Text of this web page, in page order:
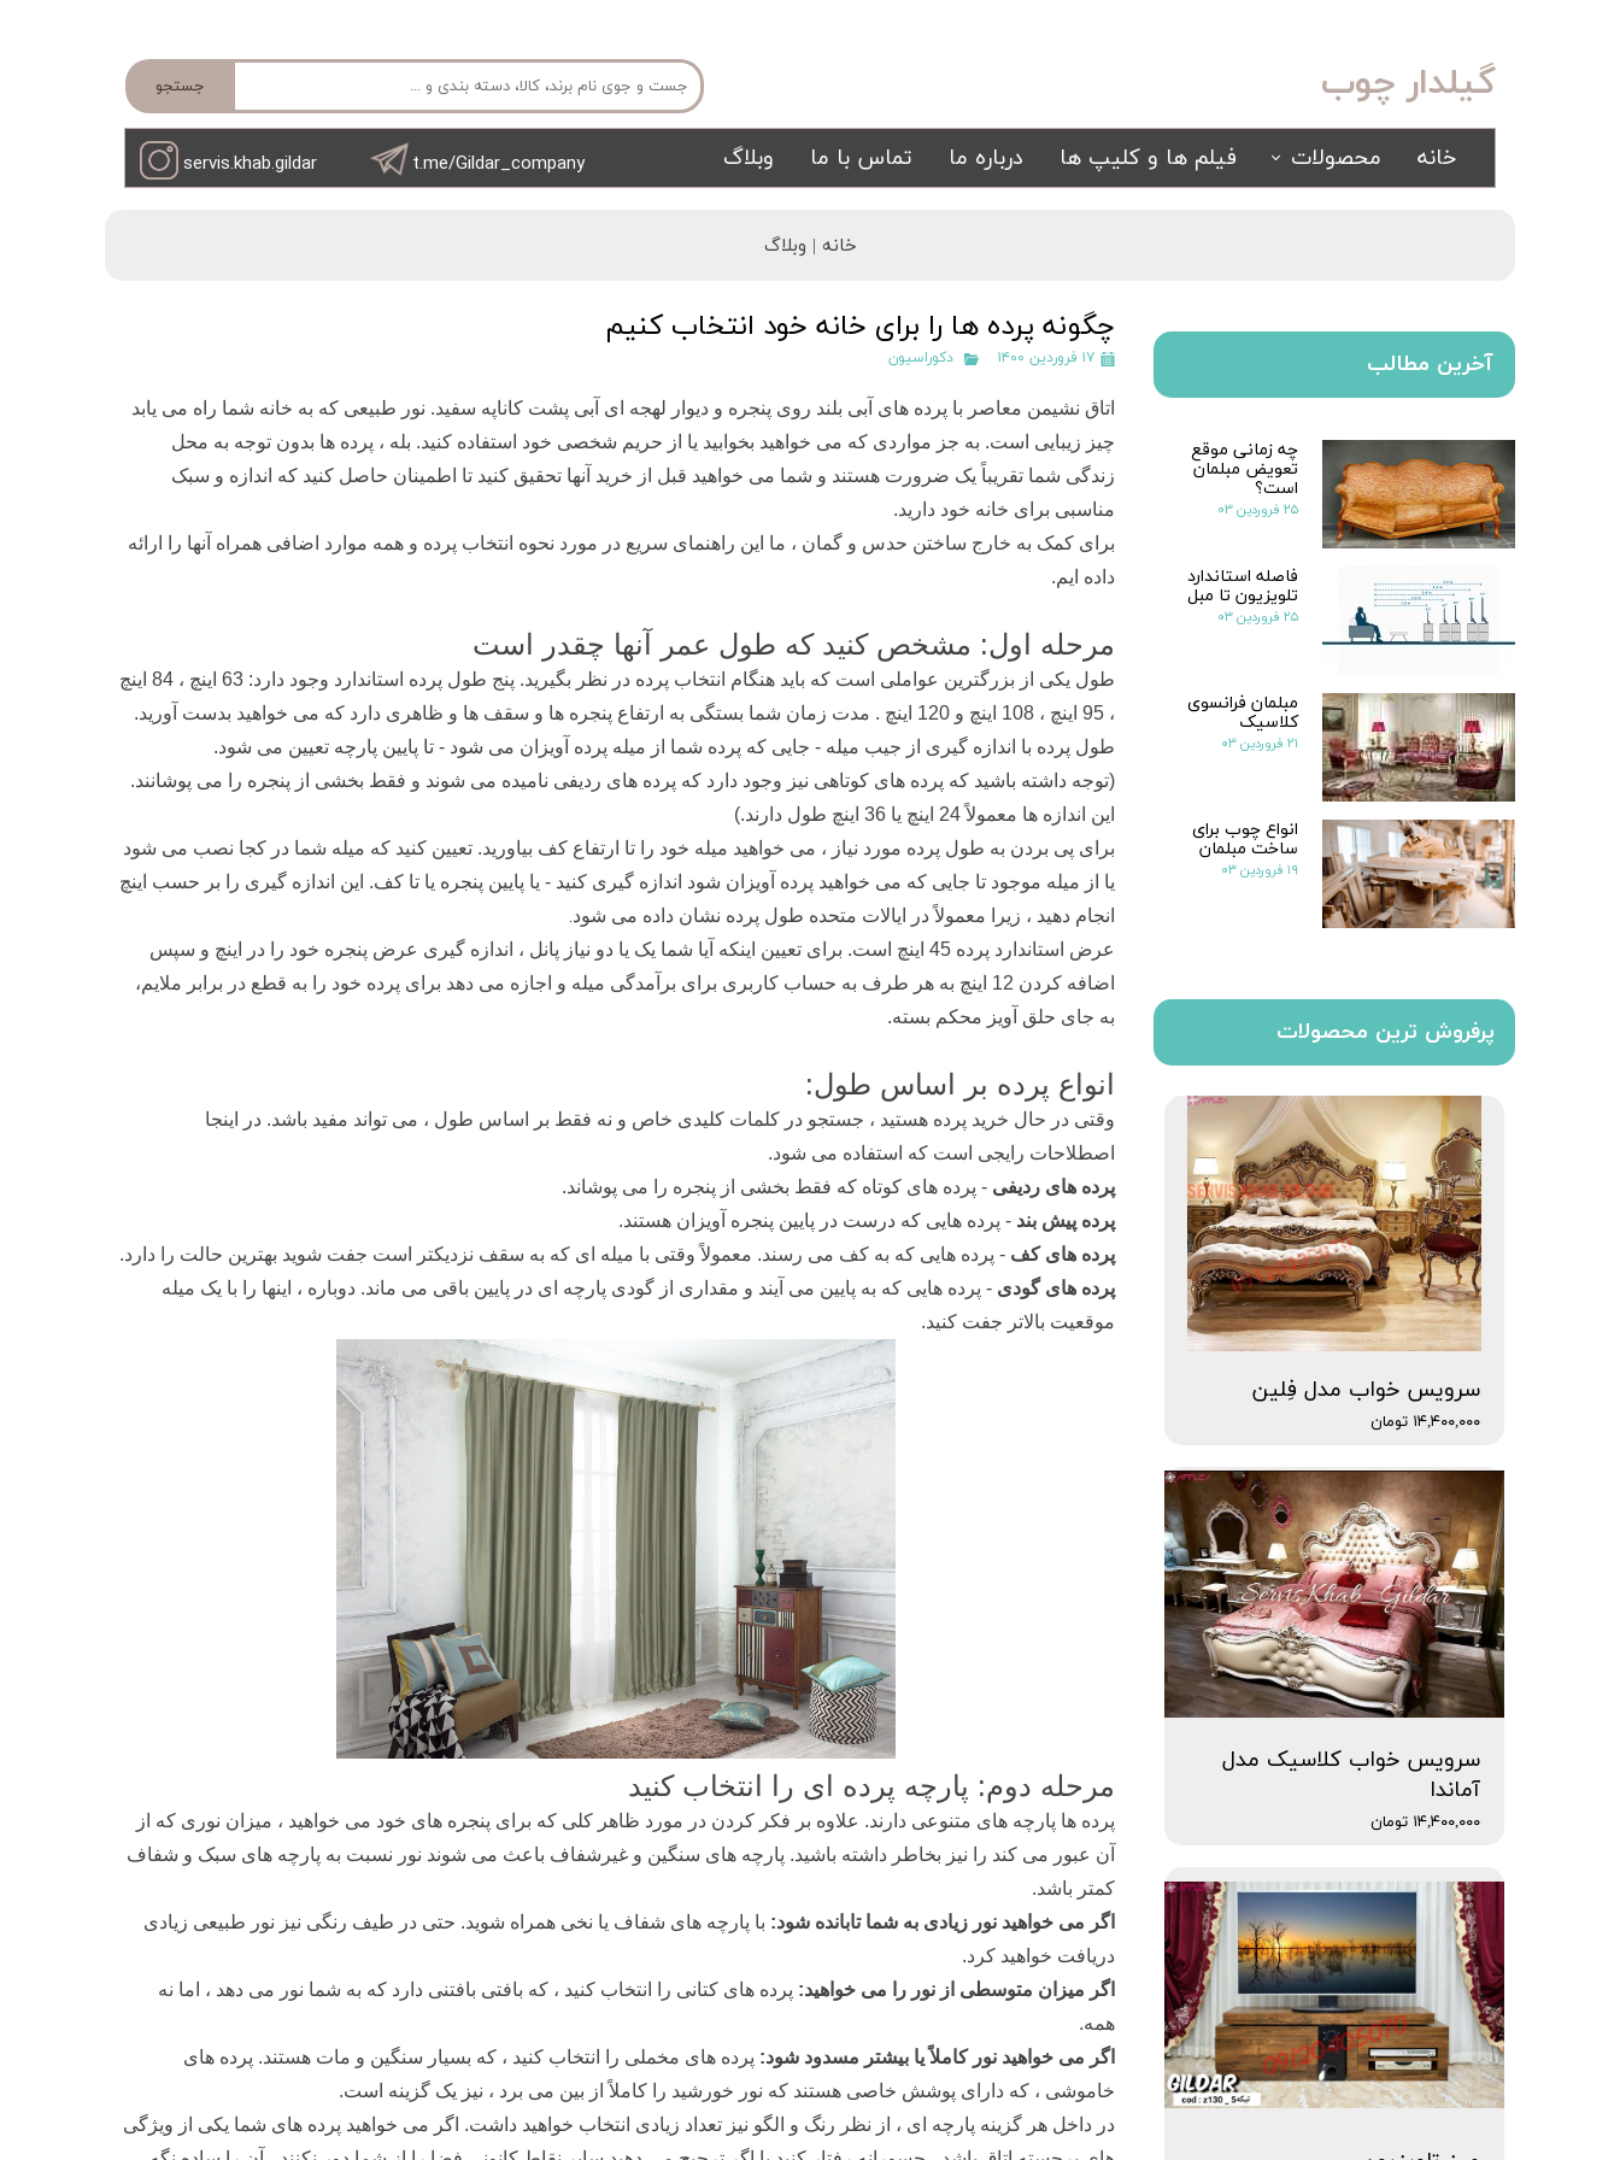
جستجو گیلدار چوب
خانه
محصولات
سرویس خواب آینه ای
سرویس خواب سفید
سیسمونی کمد و بوفه تشک تابلو
فیلم ها و کلیپ ها درباره ما تماس با ما وبلاگ t.me/Gildar_company
servis.khab.gildar
خانه | وبلاگ
چگونه پرده ها را برای خانه خود انتخاب کنیم
۱۷ فروردین ۱۴۰۰ دکوراسیون
اتاق نشیمن معاصر با پرده های آبی بلند روی پنجره و دیوار لهجه ای آبی پشت کاناپه سفید. نور طبیعی که به خانه شما راه می یابد
چیز زیبایی است. به جز مواردی که می خواهید بخوابید یا از حریم شخصی خود استفاده کنید. بله ، پرده ها بدون توجه به محل
زندگی شما تقریباً یک ضرورت هستند و شما می خواهید قبل از خرید آنها تحقیق کنید تا اطمینان حاصل کنید که اندازه و سبک
مناسبی برای خانه خود دارید.
برای کمک به خارج ساختن حدس و گمان ، ما این راهنمای سریع در مورد نحوه انتخاب پرده و همه موارد اضافی همراه آنها را ارائه
داده ایم.
مرحله اول: مشخص کنید که طول عمر آنها چقدر است
طول یکی از بزرگترین عواملی است که باید هنگام انتخاب پرده در نظر بگیرید. پنج طول پرده استاندارد وجود دارد: 63 اینچ ، 84 اینچ
، 95 اینچ ، 108 اینچ و 120 اینچ . مدت زمان شما بستگی به ارتفاع پنجره ها و سقف ها و ظاهری دارد که می خواهید بدست آورید.
طول پرده با اندازه گیری از جیب میله - جایی که پرده شما از میله پرده آویزان می شود - تا پایین پارچه تعیین می شود.
(توجه داشته باشید که پرده های کوتاهی نیز وجود دارد که پرده های ردیفی نامیده می شوند و فقط بخشی از پنجره را می پوشانند.
این اندازه ها معمولاً 24 اینچ یا 36 اینچ طول دارند.)
برای پی بردن به طول پرده مورد نیاز ، می خواهید میله خود را تا ارتفاع کف بیاورید. تعیین کنید که میله شما در کجا نصب می شود
یا از میله موجود تا جایی که می خواهید پرده آویزان شود اندازه گیری کنید - یا پایین پنجره یا تا کف. این اندازه گیری را بر حسب اینچ
انجام دهید ، زیرا معمولاً در ایالات متحده طول پرده نشان داده می شود.
عرض استاندارد پرده 45 اینچ است. برای تعیین اینکه آیا شما یک یا دو نیاز پانل ، اندازه گیری عرض پنجره خود را در اینچ و سپس
اضافه کردن 12 اینچ به هر طرف به حساب کاربری برای برآمدگی میله و اجازه می دهد برای پرده خود را به قطع در برابر ملایم،
به جای حلق آویز محکم بسته.
انواع پرده بر اساس طول:
وقتی در حال خرید پرده هستید ، جستجو در کلمات کلیدی خاص و نه فقط بر اساس طول ، می تواند مفید باشد. در اینجا
اصطلاحات رایجی است که استفاده می شود.
پرده های ردیفی - پرده های کوتاه که فقط بخشی از پنجره را می پوشاند.
پرده پیش بند- پرده هایی که درست در پایین پنجره آویزان هستند.
پرده های کف - پرده هایی که به کف می رسند. معمولاً وقتی با میله ای که به سقف نزدیکتر است جفت شوید بهترین حالت را دارد.
پرده های گودی - پرده هایی که به پایین می آیند و مقداری از گودی پارچه ای در پایین باقی می ماند. دوباره ، اینها را با یک میله
موقعیت بالاتر جفت کنید.
مرحله دوم: پارچه پرده ای را انتخاب کنید
پرده ها پارچه های متنوعی دارند. علاوه بر فکر کردن در مورد ظاهر کلی که برای پنجره های خود می خواهید ، میزان نوری که از
آن عبور می کند را نیز بخاطر داشته باشید. پارچه های سنگین و غیرشفاف باعث می شوند نور نسبت به پارچه های سبک و شفاف
کمتر باشد.
اگر می خواهید نور زیادی به شما تابانده شود: با پارچه های شفاف یا نخی همراه شوید. حتی در طیف رنگی نیز نور طبیعی زیادی
دریافت خواهید کرد.
اگر میزان متوسطی از نور را می خواهید: پرده های کتانی را انتخاب کنید ، که بافتی بافتنی دارد که به شما نور می دهد ، اما نه
همه.
اگر می خواهید نور کاملاً یا بیشتر مسدود شود: پرده های مخملی را انتخاب کنید ، که بسیار سنگین و مات هستند. پرده های
خاموشی ، که دارای پوشش خاصی هستند که نور خورشید را کاملاً از بین می برد ، نیز یک گزینه است.
در داخل هر گزینه پارچه ای ، از نظر رنگ و الگو نیز تعداد زیادی انتخاب خواهید داشت. اگر می خواهید پرده های شما یکی از ویژگی
سرویس خواب مدل فِلین
۱۴,۴۰۰,۰۰۰ تومان
سرویس خواب کلاسیک مدل
آماندا
۱۴,۴۰۰,۰۰۰ تومان
پرفروش ترین محصولات
آخرین مطالب
چه زمانی موقع
تعویض مبلمان
است؟
۲۵ فروردین ۰۳
فاصله استاندارد
تلویزیون تا مبل
۲۵ فروردین ۰۳
مبلمان فرانسوی
کلاسیک
۲۱ فروردین ۰۳
انواع چوب برای
ساخت مبلمان
۱۹ فروردین ۰۳